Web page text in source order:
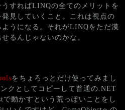
すればLINQの全てのメリットを
見していくこと。これは視点の
うになる。それがLINQをただ漠
るんじゃないのかな。
をちょろっとだけ使ってみまし
クとしてコピーして普通の.NET
動かすという荒っぽいことをし